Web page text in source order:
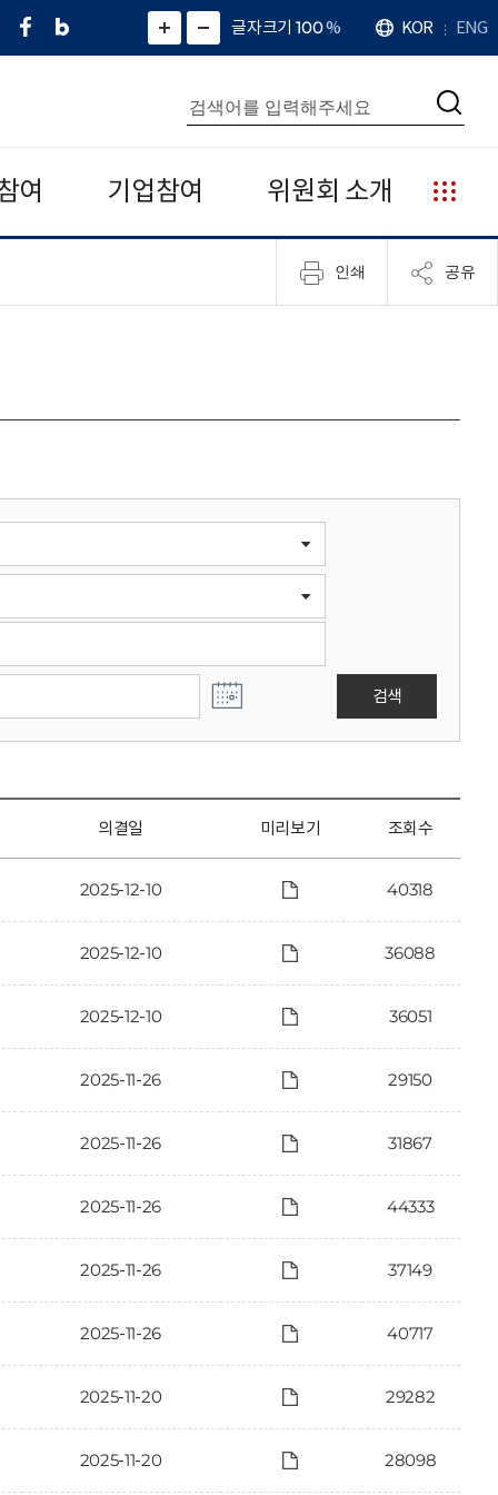
페
네
그
)
화
면
면
소
확
대
치
글자크기 100%
언
어
KOR ENG
통
합
검
색
검
여 기업참여 위원회 소개
누
리
집
안
인쇄 공유
검색
의결일 미리보기 조회수
2025-12-10 40318
2025-12-10 36088
2025-12-10 36051
2025-11-26 29150
2025-11-26 31867
2025-11-26 44333
2025-11-26 37149
2025-11-26 40717
2025-11-20 29282
2025-11-20 28098